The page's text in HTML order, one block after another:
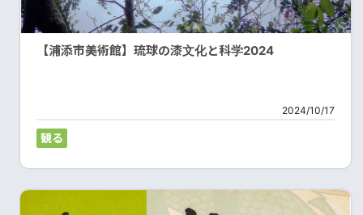
【浦添市美術館】琉球の漆文化と科学2024
2024/10/17
観る